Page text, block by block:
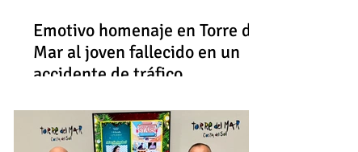
Emotivo homenaje en Torre del
Mar al joven fallecido en un
accidente de tráfico